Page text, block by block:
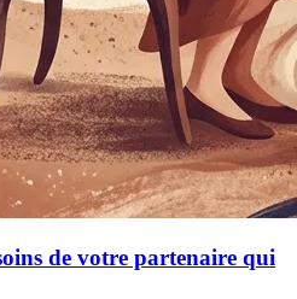
de votre partenaire qui